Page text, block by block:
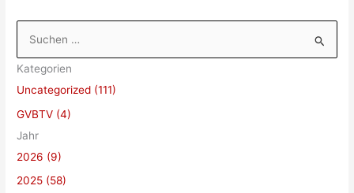
c
h
e
n
n
a
Kategorien
Uncategorized (111)
GVBTV (4)
Jahr
2026 (9)
2025 (58)